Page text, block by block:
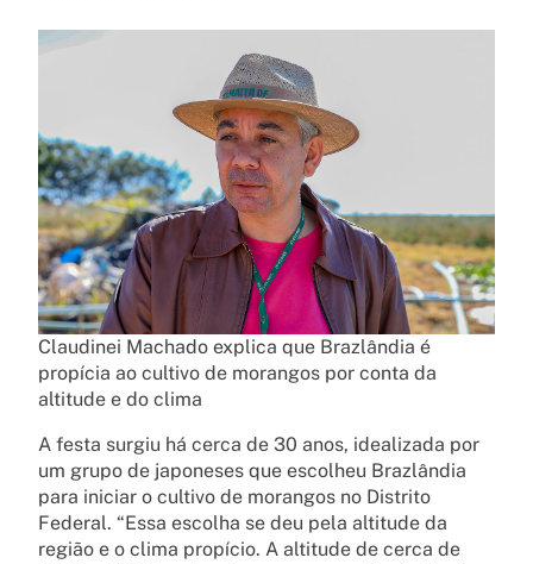
Claudinei Machado explica que Brazlândia é
propícia ao cultivo de morangos por conta da
altitude e do clima
A festa surgiu há cerca de 30 anos, idealizada por
um grupo de japoneses que escolheu Brazlândia
para iniciar o cultivo de morangos no Distrito
Federal. “Essa escolha se deu pela altitude da
região e o clima propício. A altitude de cerca de